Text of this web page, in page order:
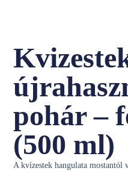
pohár –
(500 ml)
A kvízestek hangulata mostantól